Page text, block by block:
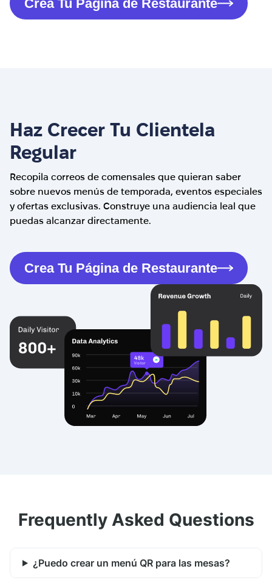
Crea Tu Página de Restaurante
Haz Crecer Tu Clientela
Regular
Recopila correos de comensales que quieran saber
sobre nuevos menús de temporada, eventos especiales
y ofertas exclusivas. Construye una audiencia leal que
puedas alcanzar directamente.
Crea Tu Página de Restaurante
Frequently Asked Questions
¿Puedo crear un menú QR para las mesas?